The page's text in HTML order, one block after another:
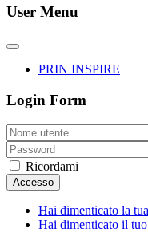
User Menu
PRIN INSPIRE
Login Form
Ricordami
Accesso
Hai dimenticato la
Hai dimenticato il